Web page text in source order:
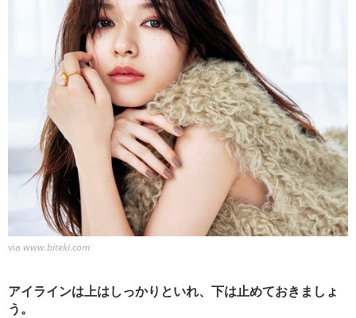
via www.biteki.com
アイラインは上はしっかりといれ、下は止めておきましょ
う。